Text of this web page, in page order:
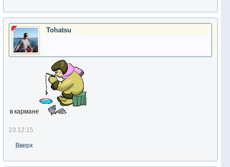
Tohatsu
в кармане
23.12.15
Вверх